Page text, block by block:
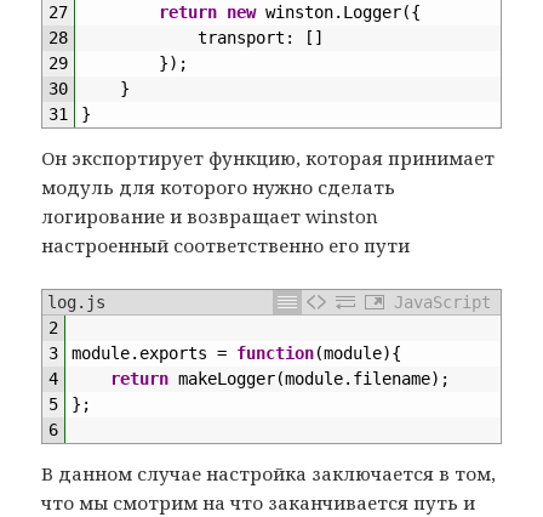
27
28
29
30
31
return new winston. Logger({
transport : [ ]
}) ;
}
}
Он экспортирует функцию, которая принимает
модуль для которого нужно сделать
логирование и возвращает winston
настроенный соответственно его пути
log.js
JavaScript
2
3
4
5
6
module. exports = function(module){
return makeLogger(module. filename) ;
} ;
В данном случае настройка заключается в том,
что мы смотрим на что заканчивается путь и